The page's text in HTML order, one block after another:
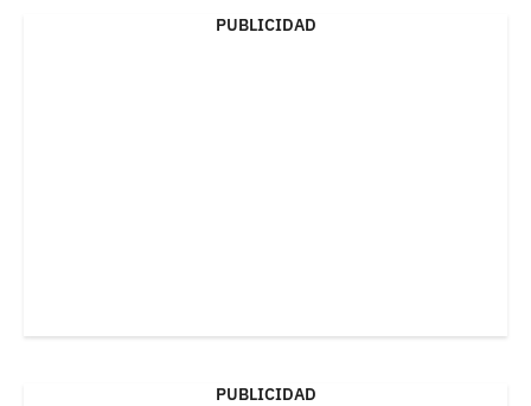
PUBLICIDAD
PUBLICIDAD